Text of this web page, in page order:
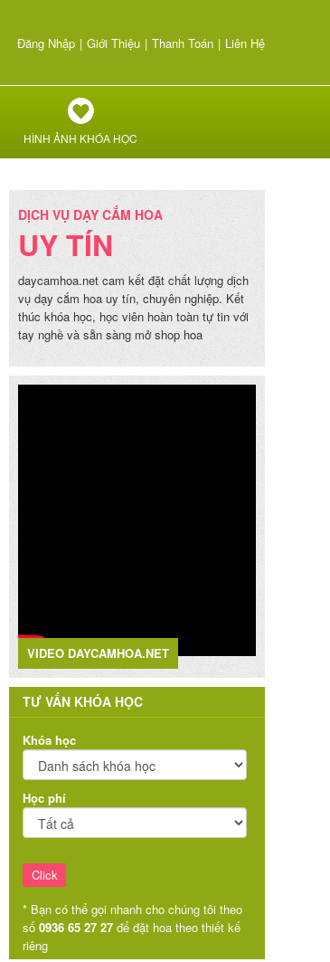
Đăng Nhập | Giới Thiệu | Thanh Toán | Liên Hệ
HÌNH ẢNH KHÓA HỌC
DỊCH VỤ DẠY CẮM HOA
UY TÍN
daycamhoa.net cam kết đặt chất lượng dịch
vụ dạy cắm hoa uy tín, chuyên nghiệp. Kết
thúc khóa học, học viên hoàn toàn tự tin với
tay nghề và sẵn sàng mở shop hoa
VIDEO DAYCAMHOA.NET
TƯ VẤN KHÓA HỌC
Khóa học
Học phí
* Bạn có thể gọi nhanh cho chúng tôi theo
số 0936 65 27 27 để đặt hoa theo thiết kế
riêng